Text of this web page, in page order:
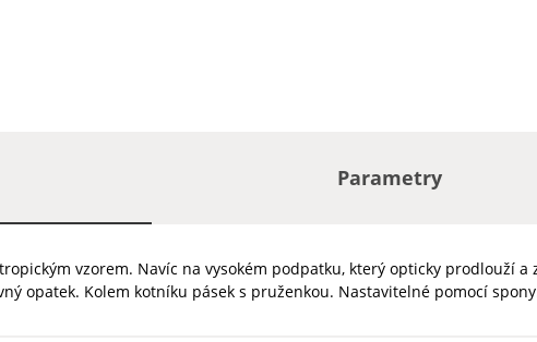
Parametry
vzorem. Navíc na vysokém podpatku, který opticky prodlouží
opatek. Kolem kotníku pásek s pruženkou. Nastavitelné pomocí